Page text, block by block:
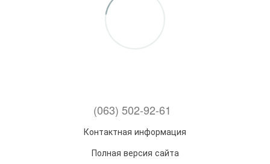
(063) 502-92-61
Контактная информация
Полная версия сайта